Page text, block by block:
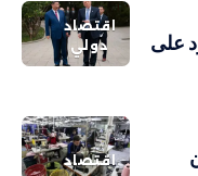
اقتصاد
دولي
على
اقتصاد